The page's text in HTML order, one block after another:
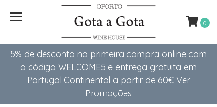
5% de desconto na primeira compra online com
o código WELCOME5 e entrega gratuita em
Portugal Continental a partir de 60€ Ver
Promoções
0